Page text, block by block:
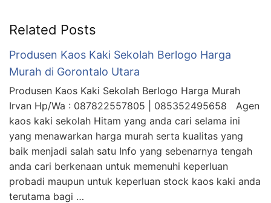
Related Posts
Produsen Kaos Kaki Sekolah Berlogo Harga
Murah di Gorontalo Utara
Produsen Kaos Kaki Sekolah Berlogo Harga Murah
Irvan Hp/Wa : 087822557805 | 085352495658 Agen
kaos kaki sekolah Hitam yang anda cari selama ini
yang menawarkan harga murah serta kualitas yang
baik menjadi salah satu Info yang sebenarnya tengah
anda cari berkenaan untuk memenuhi keperluan
probadi maupun untuk keperluan stock kaos kaki anda
terutama bagi …